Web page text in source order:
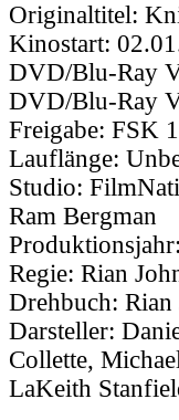
Originaltitel:
Kinostart:
DVD/Blu-Ray
DVD/Blu-Ray
Freigabe: FSK
Lauflänge:
Studio:
Ram Bergman
Produktionsjahr:
Regie: Rian
Drehbuch: Rian
Darsteller:
Collette,
LaKeith